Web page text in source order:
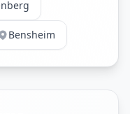
Bensheim